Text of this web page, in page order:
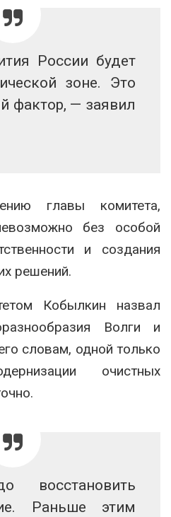
России будет
зоне. Это
фактор, — заявил
главы комитета,
без особой
и создания
решений.
Кобылкин назвал
Волги и
словам, одной только
очистных
Раньше этим